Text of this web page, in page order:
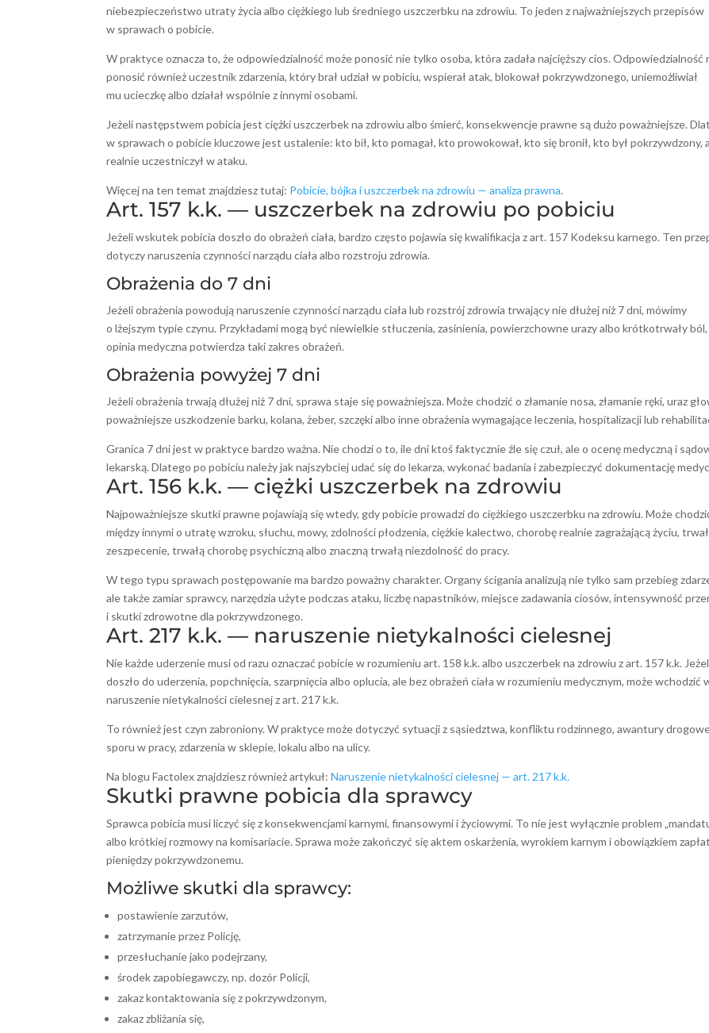
niebezpieczeństwo utraty życia albo ciężkiego lub średniego uszczerbku na zdrowiu. To jeden z najważniejszych przepisów
w sprawach o pobicie.
W praktyce oznacza to, że odpowiedzialność może ponosić nie tylko osoba, która zadała najcięższy cios. Odpowiedzialność
ponosić również uczestnik zdarzenia, który brał udział w pobiciu, wspierał atak, blokował pokrzywdzonego, uniemożliwiał
mu ucieczkę albo działał wspólnie z innymi osobami.
Jeżeli następstwem pobicia jest ciężki uszczerbek na zdrowiu albo śmierć, konsekwencje prawne są dużo poważniejsze.
w sprawach o pobicie kluczowe jest ustalenie: kto bił, kto pomagał, kto prowokował, kto się bronił, kto był pokrzywdzony,
realnie uczestniczył w ataku.
Więcej na ten temat znajdziesz tutaj: Pobicie, bójka i uszczerbek na zdrowiu — analiza prawna.
Art. 157 k.k. — uszczerbek na zdrowiu po pobiciu
Jeżeli wskutek pobicia doszło do obrażeń ciała, bardzo często pojawia się kwalifikacja z art. 157 Kodeksu karnego. Ten
dotyczy naruszenia czynności narządu ciała albo rozstroju zdrowia.
Obrażenia do 7 dni
Jeżeli obrażenia powodują naruszenie czynności narządu ciała lub rozstrój zdrowia trwający nie dłużej niż 7 dni, mówimy
o lżejszym typie czynu. Przykładami mogą być niewielkie stłuczenia, zasinienia, powierzchowne urazy albo krótkotrwały
opinia medyczna potwierdza taki zakres obrażeń.
Obrażenia powyżej 7 dni
Jeżeli obrażenia trwają dłużej niż 7 dni, sprawa staje się poważniejsza. Może chodzić o złamanie nosa, złamanie ręki, uraz
poważniejsze uszkodzenie barku, kolana, żeber, szczęki albo inne obrażenia wymagające leczenia, hospitalizacji lub
Granica 7 dni jest w praktyce bardzo ważna. Nie chodzi o to, ile dni ktoś faktycznie źle się czuł, ale o ocenę medyczną i
lekarską. Dlatego po pobiciu należy jak najszybciej udać się do lekarza, wykonać badania i zabezpieczyć dokumentację
Art. 156 k.k. — ciężki uszczerbek na zdrowiu
Najpoważniejsze skutki prawne pojawiają się wtedy, gdy pobicie prowadzi do ciężkiego uszczerbku na zdrowiu. Może
między innymi o utratę wzroku, słuchu, mowy, zdolności płodzenia, ciężkie kalectwo, chorobę realnie zagrażającą życiu,
zeszpecenie, trwałą chorobę psychiczną albo znaczną trwałą niezdolność do pracy.
W tego typu sprawach postępowanie ma bardzo poważny charakter. Organy ścigania analizują nie tylko sam przebieg
ale także zamiar sprawcy, narzędzia użyte podczas ataku, liczbę napastników, miejsce zadawania ciosów, intensywność
i skutki zdrowotne dla pokrzywdzonego.
Art. 217 k.k. — naruszenie nietykalności cielesnej
Nie każde uderzenie musi od razu oznaczać pobicie w rozumieniu art. 158 k.k. albo uszczerbek na zdrowiu z art. 157 k.k.
doszło do uderzenia, popchnięcia, szarpnięcia albo oplucia, ale bez obrażeń ciała w rozumieniu medycznym, może wchodzić
naruszenie nietykalności cielesnej z art. 217 k.k.
To również jest czyn zabroniony. W praktyce może dotyczyć sytuacji z sąsiedztwa, konfliktu rodzinnego, awantury
sporu w pracy, zdarzenia w sklepie, lokalu albo na ulicy.
Na blogu Factolex znajdziesz również artykuł:Naruszenie nietykalności cielesnej — art. 217 k.k.
Skutki prawne pobicia dla sprawcy
Sprawca pobicia musi liczyć się z konsekwencjami karnymi, finansowymi i życiowymi. To nie jest wyłącznie problem
albo krótkiej rozmowy na komisariacie. Sprawa może zakończyć się aktem oskarżenia, wyrokiem karnym i obowiązkiem
pieniędzy pokrzywdzonemu.
Możliwe skutki dla sprawcy:
postawienie zarzutów,
zatrzymanie przez Policję,
przesłuchanie jako podejrzany,
środek zapobiegawczy, np. dozór Policji,
zakaz kontaktowania się z pokrzywdzonym,
zakaz zbliżania się,